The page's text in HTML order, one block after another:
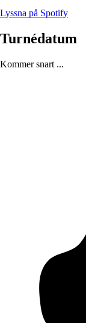
Lyssna på Spotify
Turnédatum
Kommer snart ...